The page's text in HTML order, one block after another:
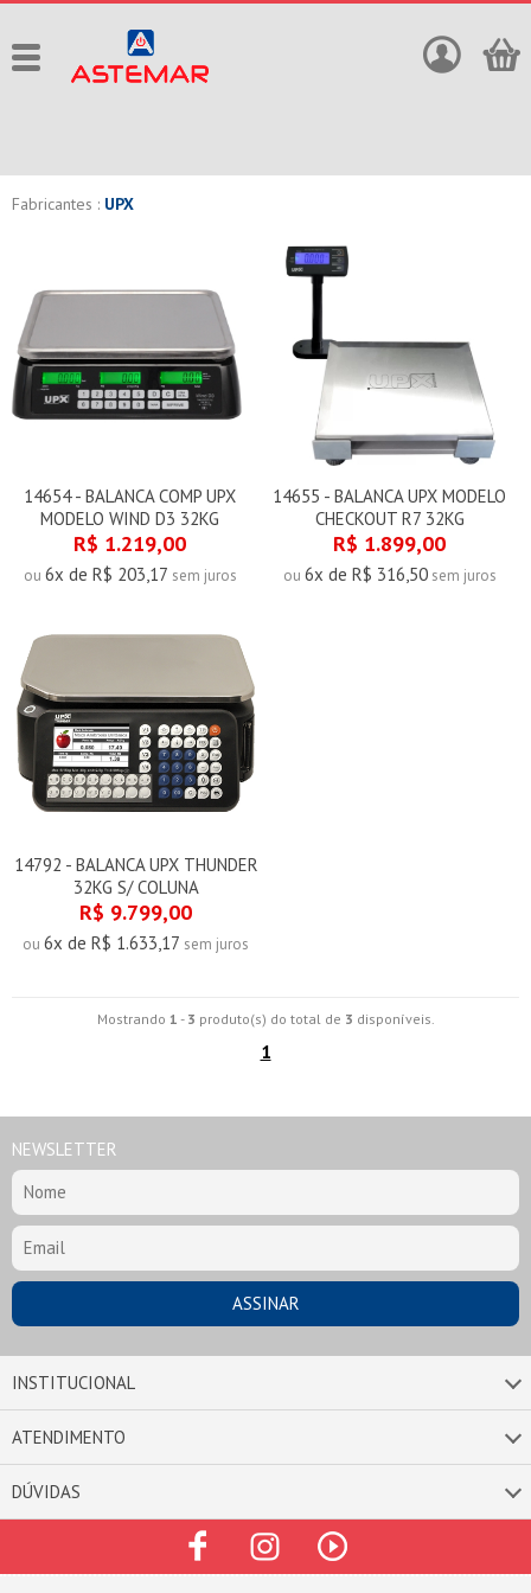
Fabricantes : UPX
14654 - BALANCA COMP UPX
MODELO WIND D3 32KG
R$ 1.219,00
ou 6x de R$ 203,17 sem juros
14655 - BALANCA UPX MODELO
CHECKOUT R7 32KG
R$ 1.899,00
ou 6x de R$ 316,50sem juros
14792 - BALANCA UPX THUNDER
32KG S/ COLUNA
R$ 9.799,00
ou 6x de R$ 1.633,17 sem juros
Mostrando 1 - 3 produto(s) do total de 3 disponíveis.
1
NEWSLETTER
INSTITUCIONAL
ATENDIMENTO
DÚVIDAS